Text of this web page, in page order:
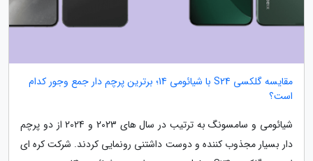
مقایسه گلکسی S24 با شیائومی 14؛ برترین پرچم دار جمع وجور کدام
است؟
شیائومی و سامسونگ به ترتیب در سال های 2023 و 2024 از دو پرچم
دار بسیار مجذوب کننده و دوست داشتنی رونمایی کردند. شرکت کره ای